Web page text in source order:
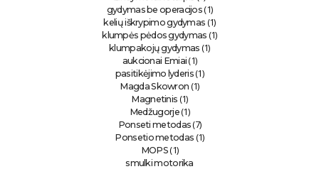
gydymas be operacijos (1)
kelių iškrypimo gydymas (1)
klumpės pėdos gydymas (1)
klumpakojų gydymas (1)
aukcionai Emiai (1)
pasitikėjimo lyderis(1)
Magda Skowron (1)
Magnetinis (1)
Medžugorje(1)
Ponseti metodas (7)
Ponsetio metodas (1)
MOPS (1)
smulki motorika